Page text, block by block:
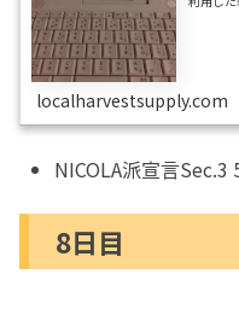
ひらがな
に、カタ
落ちる、
要するに今は
勝間和代さん
みました
localharvestsupply.com
NICOLA派宣言Sec.3
8日目